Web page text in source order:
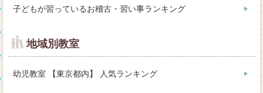
子どもが習っているお稽古・習い事ランキング
地域別教室
幼児教室 【東京都内】 人気ランキング